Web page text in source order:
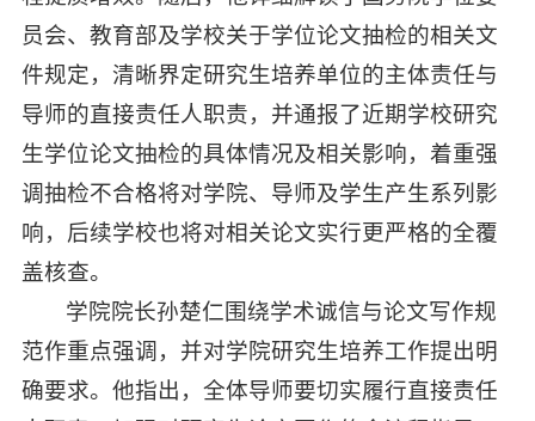
员会、教育部及学校关于学位论文抽检的相关文
件规定，清晰界定研究生培养单位的主体责任与
导师的直接责任人职责，并通报了近期学校研究
生学位论文抽检的具体情况及相关影响，着重强
调抽检不合格将对学院、导师及学生产生系列影
响，后续学校也将对相关论文实行更严格的全覆
盖核查。
学院院长孙楚仁围绕学术诚信与论文写作规
范作重点强调，并对学院研究生培养工作提出明
确要求。他指出，全体导师要切实履行直接责任